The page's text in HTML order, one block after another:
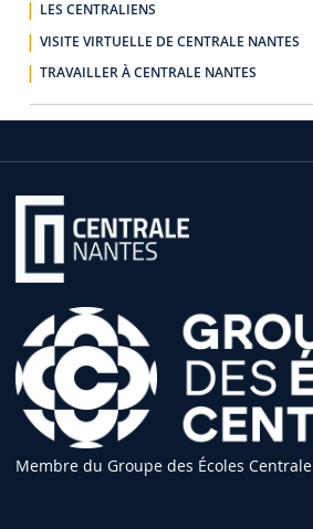
LES CENTRALIENS
VISITE VIRTUELLE DE CENTRALE NANTES
TRAVAILLER À CENTRALE NANTES
Membre du Groupe des Écoles Centrale